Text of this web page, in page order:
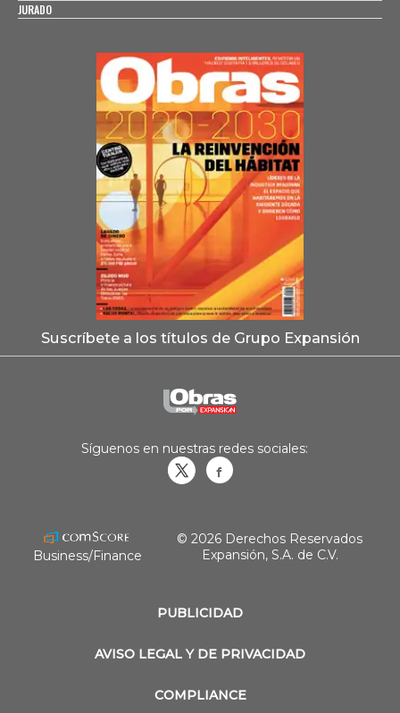
JURADO
Suscríbete a los títulos de Grupo Expansión
PUBLICIDAD
AVISO LEGAL Y DE PRIVACIDAD
COMPLIANCE
Síguenos en nuestras redes sociales:
Business/Finance
© 2026 Derechos Reservados
Expansión, S.A. de C.V.